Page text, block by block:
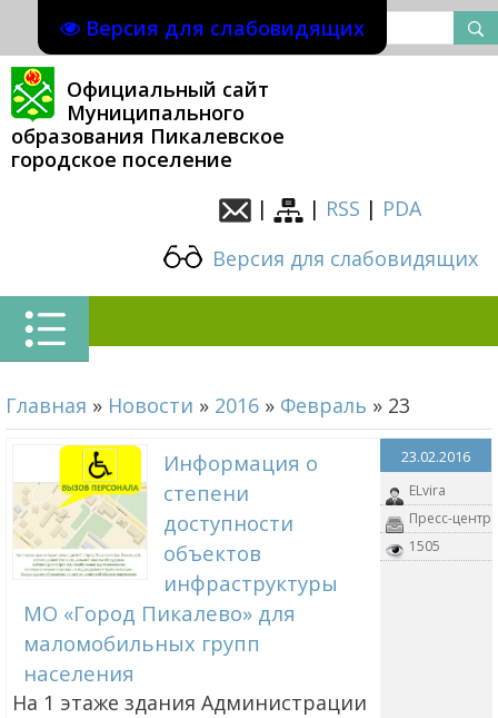
Версия для слабовидящих
Официальный сайт
Муниципального
образования Пикалевское
городское поселение
|
| RSS | PDA
Версия для слабовидящих
Главная » Новости » 2016 » Февраль » 23
Информация о
степени
доступности
объектов
инфраструктуры
МО «Город Пикалево» для
маломобильных групп
населения
На 1 этаже здания Администрации
23.02.2016
ELvira
Пресс-центр
1505